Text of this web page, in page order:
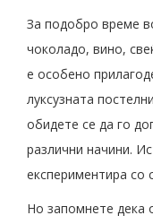
За подобро време
чоколадо, вино,
е особено
луксузната
обидете се да го
различни начини.
експериментира со
Но запомнете дека